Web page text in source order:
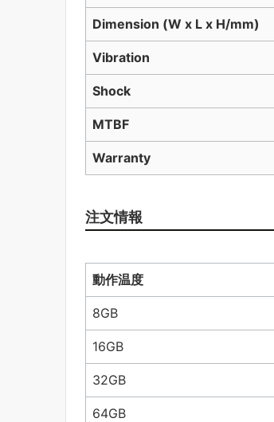
Dimension (W x L x H/mm)
Vibration
Shock
MTBF
Warranty
注文情報
動作温度
8GB
16GB
32GB
64GB